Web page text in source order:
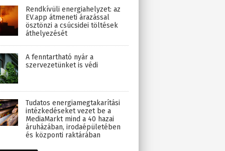
Rendkívüli energiahelyzet: az
EV.app átmeneti árazással
ösztönzi a csúcsidei töltések
áthelyezését
A fenntartható nyár a
szervezetünket is védi
Tudatos energiamegtakarítási
intézkedéseket vezet be a
MediaMarkt mind a 40 hazai
áruházában, irodaépületében
és központi raktárában